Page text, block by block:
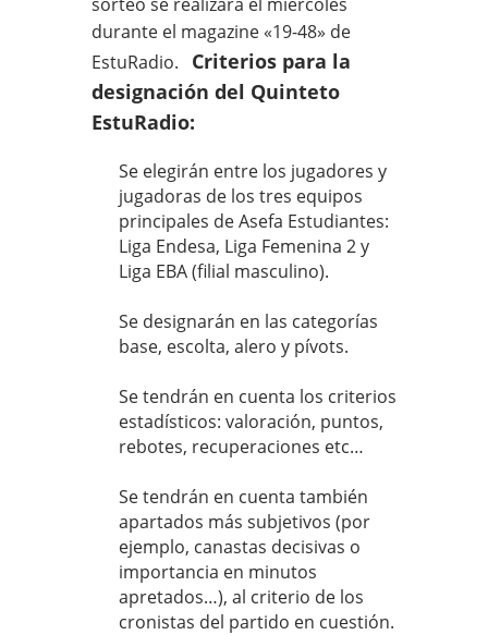
durante el magazine «19-48» de
EstuRadio. Criterios para la
designación del Quinteto
EstuRadio:
Se elegirán entre los jugadores y
jugadoras de los tres equipos
principales de Asefa Estudiantes:
Liga Endesa, Liga Femenina 2 y
Liga EBA (filial masculino).
Se designarán en las categorías
base, escolta, alero y pívots.
Se tendrán en cuenta los criterios
estadísticos: valoración, puntos,
rebotes, recuperaciones etc…
Se tendrán en cuenta también
apartados más subjetivos (por
ejemplo, canastas decisivas o
importancia en minutos
apretados…), al criterio de los
cronistas del partido en cuestión.